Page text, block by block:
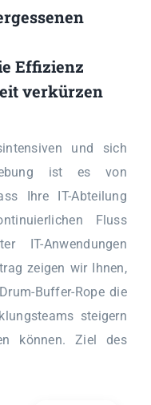
Effizienz
verkürzen
und sich
ist es von
Ihre IT-Abteilung
Fluss
IT-Anwendungen
zeigen wir Ihnen,
Buffer-Rope die
steigern
können. Ziel des